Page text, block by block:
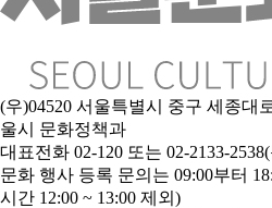
(우)04520 서울특별시 중구 세종대
울시 문화정책과
대표전화 02-120 또는 02-2133-
문화 행사 등록 문의는 09:00부터
시간 12:00 ~ 13:00 제외)